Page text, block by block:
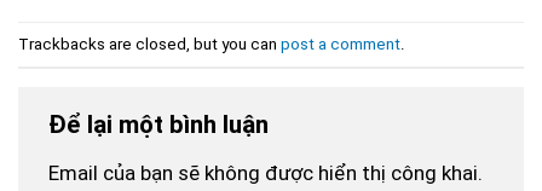
Trackbacks are closed, but you can post a comment.
Để lại một bình luận
Email của bạn sẽ không được hiển thị công khai.